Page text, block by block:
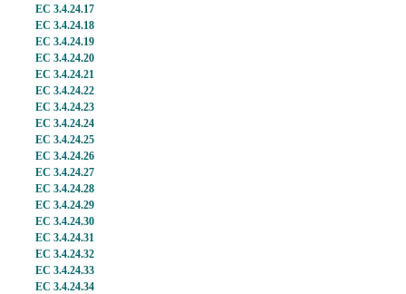
EC 3.4.24.17
EC 3.4.24.18
EC 3.4.24.19
EC 3.4.24.20
EC 3.4.24.21
EC 3.4.24.22
EC 3.4.24.23
EC 3.4.24.24
EC 3.4.24.25
EC 3.4.24.26
EC 3.4.24.27
EC 3.4.24.28
EC 3.4.24.29
EC 3.4.24.30
EC 3.4.24.31
EC 3.4.24.32
EC 3.4.24.33
EC 3.4.24.34